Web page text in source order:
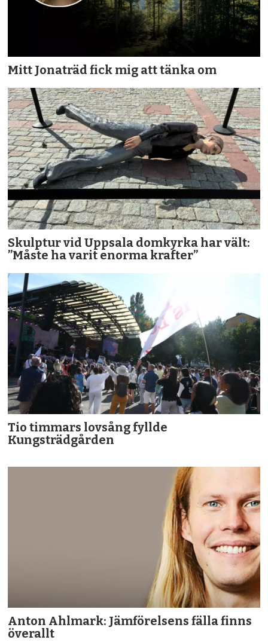
Mitt Jonaträd fick mig att tänka om
Skulptur vid Uppsala domkyrka har vält:
”Måste ha varit enorma krafter”
Tio timmars lovsång fyllde
Kungsträdgården
Anton Ahlmark: Jämförelsens fälla finns
överallt